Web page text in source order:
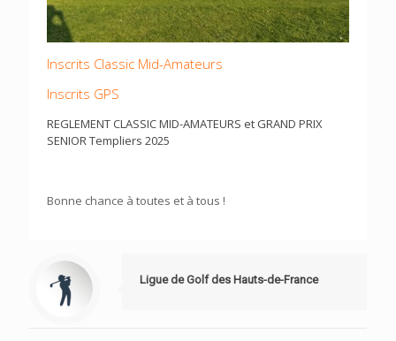
Inscrits Classic Mid-Amateurs
Inscrits GPS
REGLEMENT CLASSIC MID-AMATEURS et GRAND PRIX
SENIOR Templiers 2025
Bonne chance à toutes et à tous !
Ligue de Golf des Hauts-de-France